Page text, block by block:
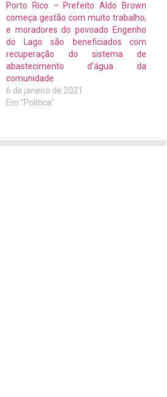
Porto Rico – Prefeito Aldo Brown
começa gestão com muito trabalho,
e moradores do povoado Engenho
do Lago são beneficiados com
recuperação do sistema de
abastecimento d’água da
comunidade
6 de janeiro de 2021
Em "Política"